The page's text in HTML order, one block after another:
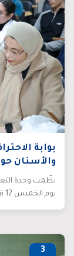
بوابة
والأسنان
نظّمت وحدة
يوم الخميس 12 فبراير 2026، محاضرة علمية متميزة…
3